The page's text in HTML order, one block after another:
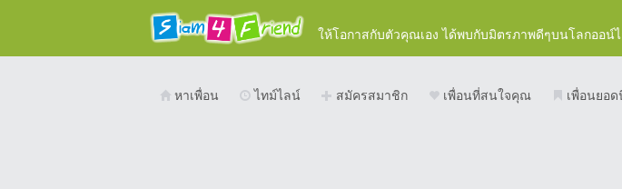
ให้โอกาสกับตัวคุณเอง ได้พบกับมิตรภาพดีๆบนโลกออน์
หาเพื่อน ไทม์ไลน์ สมัครสมาชิก เพื่อนที่สนใจคุณ เพื่อนยอ